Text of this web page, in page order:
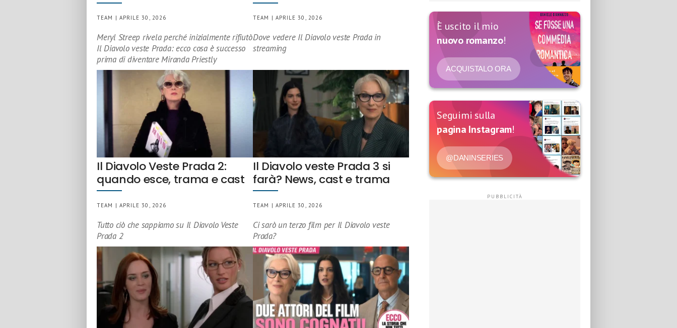
TEAM | APRILE 30, 2026
Meryl Streep rivela perché inizialmente rifiutò
Il Diavolo veste Prada: ecco cosa è successo
prima di diventare Miranda Priestly
TEAM | APRILE 30, 2026
Dove vedere Il Diavolo veste Prada in
streaming
Il Diavolo Veste Prada 2:
quando esce, trama e cast
TEAM | APRILE 30, 2026
Tutto ciò che sappiamo su Il Diavolo Veste
Prada 2
Il Diavolo veste Prada 3 si
farà? News, cast e trama
TEAM | APRILE 30, 2026
Ci sarò un terzo film per Il Diavolo veste
Prada?
È uscito il mio
nuovo romanzo!
ACQUISTALO ORA
Seguimi sulla
pagina Instagram!
@DANINSERIES